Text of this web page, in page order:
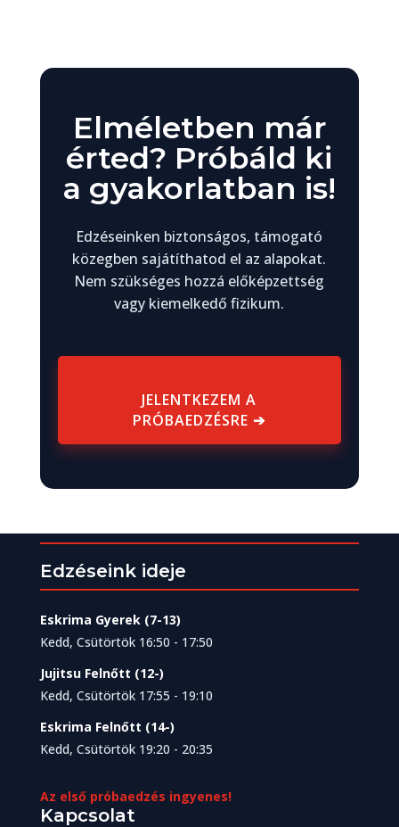
Elméletben már
érted? Próbáld ki
a gyakorlatban is!
Edzéseinken biztonságos, támogató
közegben sajátíthatod el az alapokat.
Nem szükséges hozzá előképzettség
vagy kiemelkedő fizikum.
JELENTKEZEM A
PRÓBAEDZÉSRE ➔
Edzéseink ideje
Eskrima Gyerek (7-13)
Kedd, Csütörtök 16:50 - 17:50
Jujitsu Felnőtt (12-)
Kedd, Csütörtök 17:55 - 19:10
Eskrima Felnőtt (14-)
Kedd, Csütörtök 19:20 - 20:35
Az első próbaedzés ingyenes!
Kapcsolat